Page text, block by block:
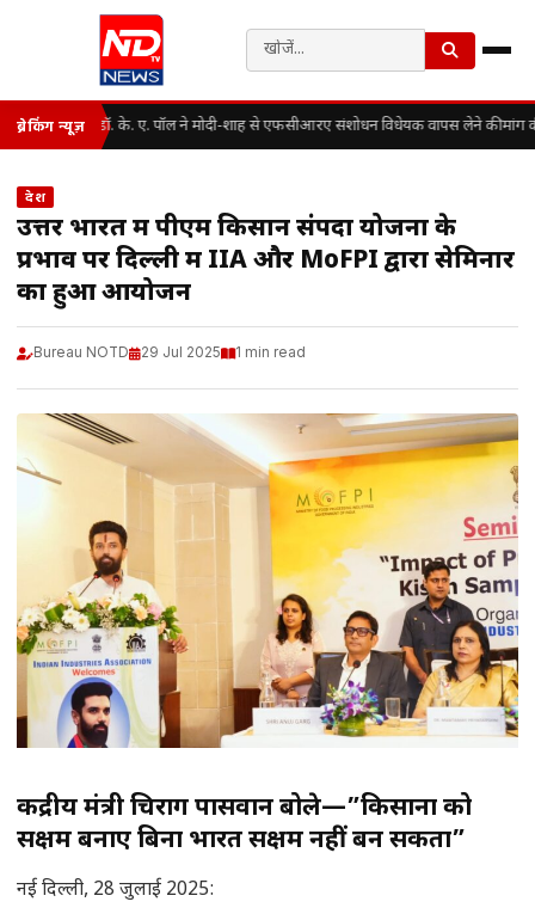
ब्रेकिंग न्यूज़ डॉ. के. ए. पॉल ने मोदी-शाह से एफसीआरए संशोधन विधेयक वापस लेने की मांग की
देश
उत्तर भारत में पीएम किसान संपदा योजना के
प्रभाव पर दिल्ली में IIA और MoFPI द्वारा सेमिनार
का हुआ आयोजन
Bureau NOTD 29 Jul 2025 1 min read
केंद्रीय मंत्री चिराग पासवान बोले—”किसानों को
सक्षम बनाए बिना भारत सक्षम नहीं बन सकता”
नई दिल्ली, 28 जुलाई 2025: